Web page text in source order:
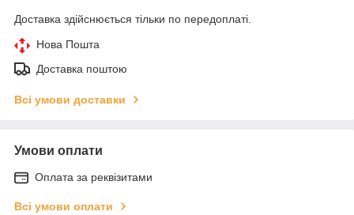
Доставка здійснюється тільки по передоплаті.
Нова Пошта
Доставка поштою
Всі умови доставки
Умови оплати
Оплата за реквізитами
Всі умови оплати